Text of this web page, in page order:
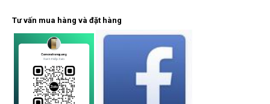
Tư vấn mua hàng và đặt hàng